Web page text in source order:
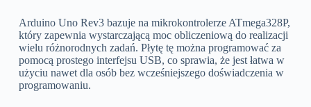
Arduino Uno Rev3 bazuje na mikrokontrolerze ATmega328P,
który zapewnia wystarczającą moc obliczeniową do realizacji
wielu różnorodnych zadań. Płytę tę można programować za
pomocą prostego interfejsu USB, co sprawia, że jest łatwa w
użyciu nawet dla osób bez wcześniejszego doświadczenia w
programowaniu.